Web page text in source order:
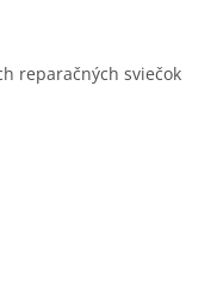
reparačných sviečok